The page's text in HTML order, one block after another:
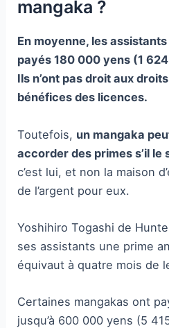
mangaka ?
En moyenne, les
payés 180 000 yens (1
Ils n’ont pas droit aux
bénéfices des licences.
Toutefois, un mangaka
accorder des primes s’il le
c’est lui, et non la maison
de l’argent pour eux.
Yoshihiro Togashi de
ses assistants une prime
équivaut à quatre mois de
Certaines mangakas ont
jusqu’à 600 000 yens (5